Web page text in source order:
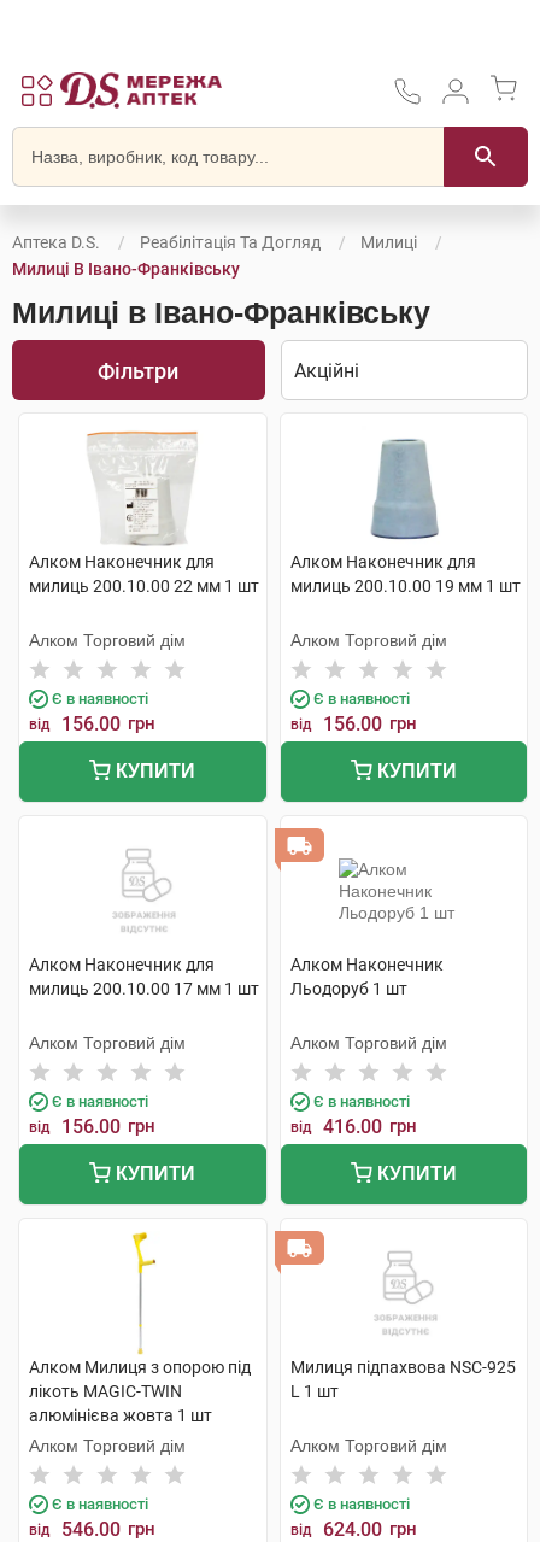
Аптека D.S. Реабілітація Та Догляд
Милиці
Милиці В Івано-Франківську
Милиці в Івано-Франківську
Фільтри
Алком Наконечник для
милиць 200.10.00 22 мм 1 шт
Алком Торговий дім
Є в наявності
від 156.00 грн
КУПИТИ
Алком Наконечник для
милиць 200.10.00 19 мм 1 шт
Алком Торговий дім
Є в наявності
від 156.00 грн
КУПИТИ
Алком Наконечник для
милиць 200.10.00 17 мм 1 шт
Алком Торговий дім
Є в наявності
від 156.00 грн
КУПИТИ
Алком Наконечник
Льодоруб 1 шт
Алком Торговий дім
Є в наявності
від 416.00 грн
КУПИТИ
Алком Милиця з опорою під
лікоть MAGIC-TWIN
алюмінієва жовта 1 шт
Алком Торговий дім
Є в наявності
від 546.00 грн
Милиця підпахвова NSC-925
L 1 шт
Алком Торговий дім
Є в наявності
від 624.00 грн